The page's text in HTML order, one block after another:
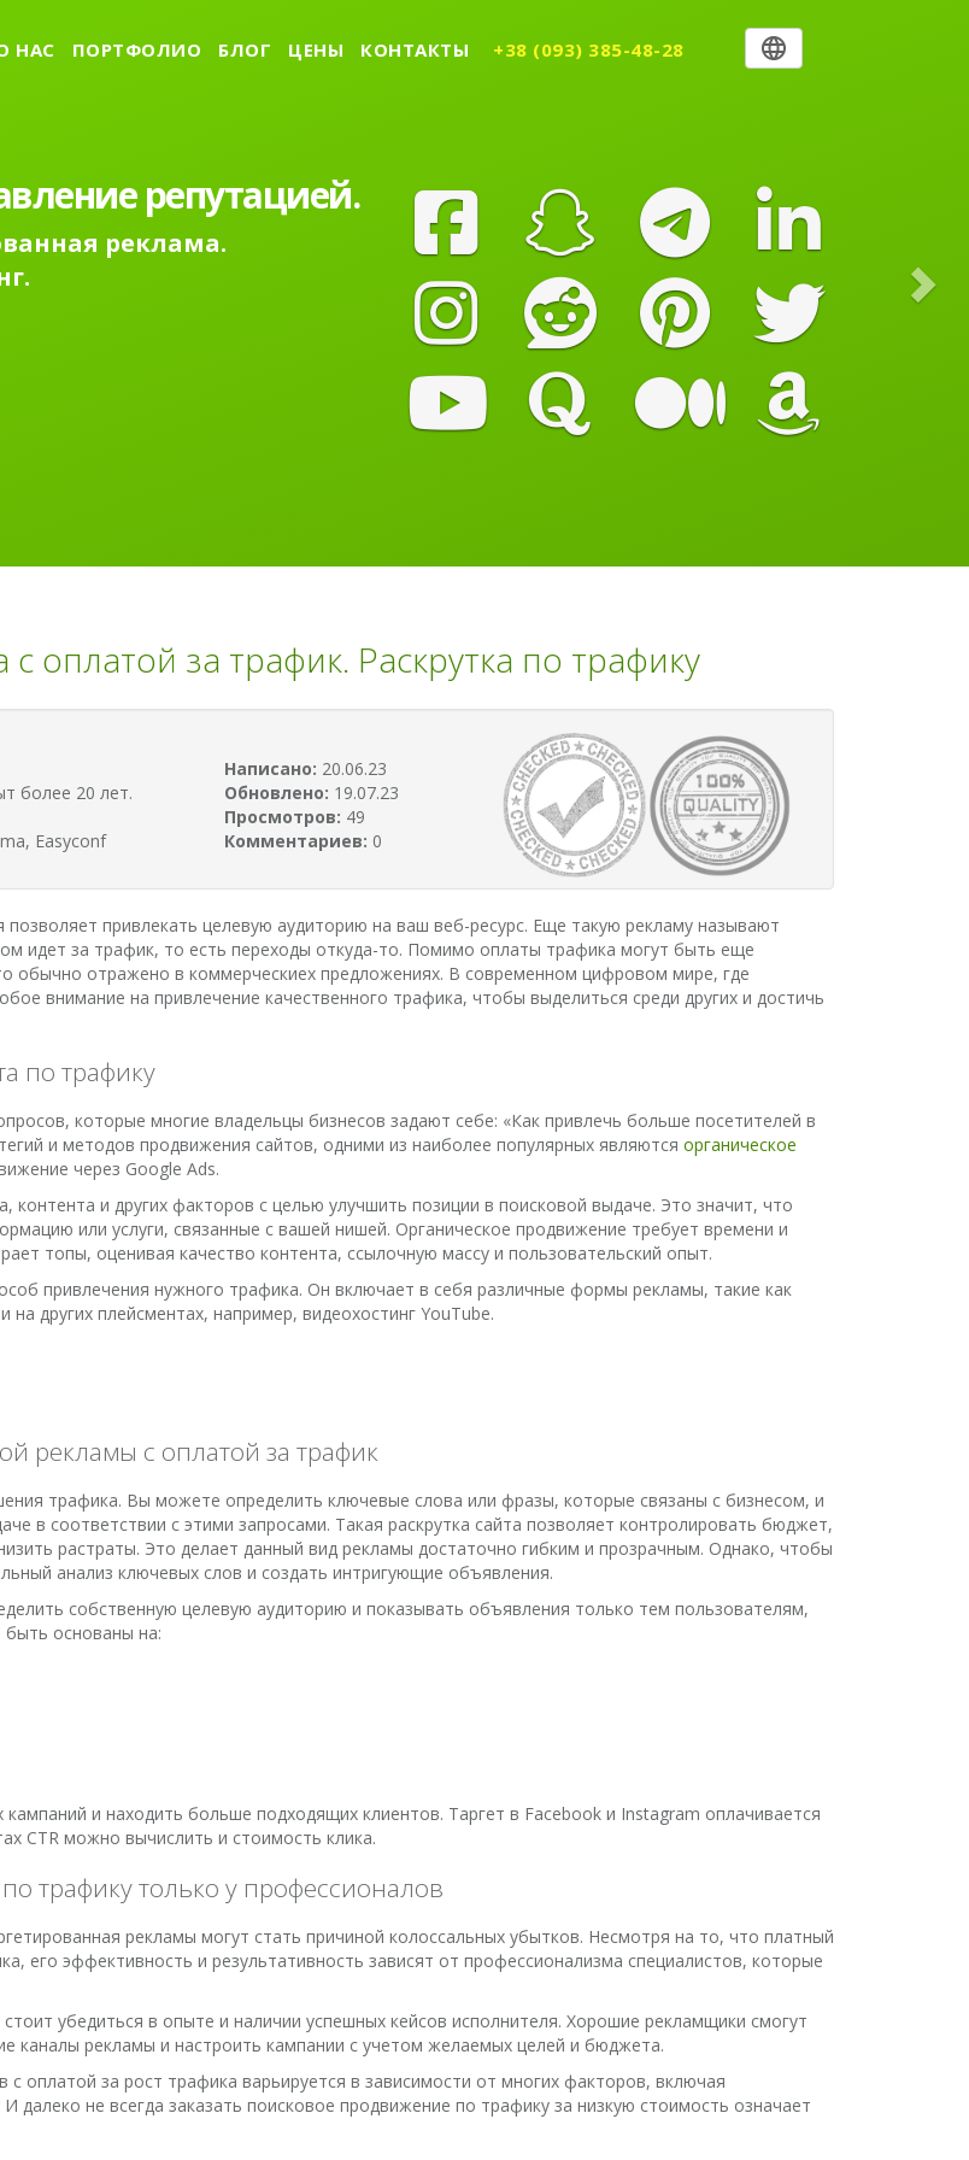
НАС ПОРТФОЛИО БЛОГ ЦЕНЫ КОНТАКТЫ +38 (093) 385-48-28
репутацией.
реклама.
оплатой за трафик. Раскрутка по трафику
более 20 лет.
Easyconf
Написано: 20.06.23
Обновлено: 19.07.23
Просмотров: 49
Комментариев: 0
позволяет привлекать целевую аудиторию на ваш веб-ресурс. Еще такую рекламу называют
идет за трафик, то есть переходы откуда-то. Помимо оплаты трафика могут быть еще
обычно отражено в коммерческиех предложениях. В современном цифровом мире, где
внимание на привлечение качественного трафика, чтобы выделиться среди других и достичь
по трафику
которые многие владельцы бизнесов задают себе: «Как привлечь больше посетителей в
и методов продвижения сайтов, одними из наиболее популярных являются органическое
через Google Ads.
контента и других факторов с целью улучшить позиции в поисковой выдаче. Это значит, что
или услуги, связанные с вашей нишей. Органическое продвижение требует времени и
топы, оценивая качество контента, ссылочную массу и пользовательский опыт.
привлечения нужного трафика. Он включает в себя различные формы рекламы, такие как
других плейсментах, например, видеохостинг YouTube.
рекламы с оплатой за трафик
трафика. Вы можете определить ключевые слова или фразы, которые связаны с бизнесом, и
в соответствии с этими запросами. Такая раскрутка сайта позволяет контролировать бюджет,
растраты. Это делает данный вид рекламы достаточно гибким и прозрачным. Однако, чтобы
анализ ключевых слов и создать интригующие объявления.
собственную целевую аудиторию и показывать объявления только тем пользователям,
основаны на:
и находить больше подходящих клиентов. Таргет в Facebook и Instagram оплачивается
CTR можно вычислить и стоимость клика.
трафику только у профессионалов
рекламы могут стать причиной колоссальных убытков. Несмотря на то, что платный
его эффективность и результативность зависят от профессионализма специалистов, которые
убедиться в опыте и наличии успешных кейсов исполнителя. Хорошие рекламщики смогут
каналы рекламы и настроить кампании с учетом желаемых целей и бюджета.
оплатой за рост трафика варьируется в зависимости от многих факторов, включая
не всегда заказать поисковое продвижение по трафику за низкую стоимость означает